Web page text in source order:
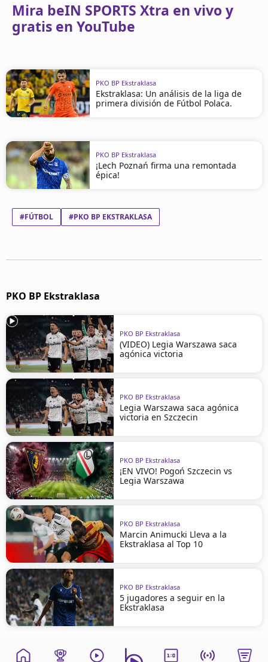
Mira beIN SPORTS Xtra en vivo y
gratis en YouTube
PKO BP Ekstraklasa
Ekstraklasa: Un análisis de la liga de
primera división de Fútbol Polaca.
PKO BP Ekstraklasa
¡Lech Poznań firma una remontada
épica!
#FÚTBOL #PKO BP EKSTRAKLASA
PKO BP Ekstraklasa
PKO BP Ekstraklasa
(VIDEO) Legia Warszawa saca
agónica victoria
PKO BP Ekstraklasa
Legia Warszawa saca agónica
victoria en Szczecin
PKO BP Ekstraklasa
¡EN VIVO! Pogoń Szczecin vs
Legia Warszawa
PKO BP Ekstraklasa
Marcin Animucki Lleva a la
Ekstraklasa al Top 10
PKO BP Ekstraklasa
5 jugadores a seguir en la
Ekstraklasa